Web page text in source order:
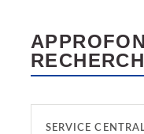
SERVICE